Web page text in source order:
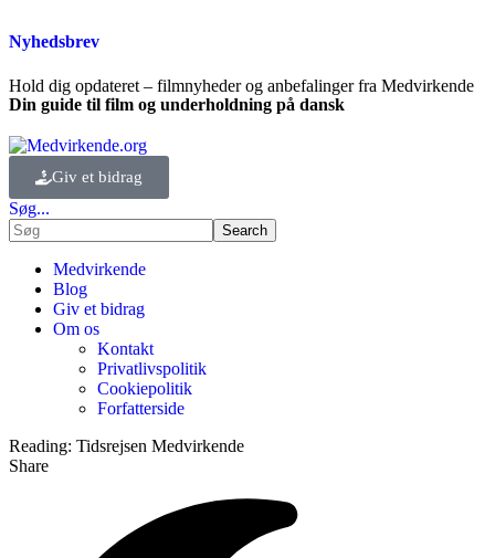
Nyhedsbrev
Hold dig opdateret – filmnyheder og anbefalinger fra Medvirkende
Din guide til film og underholdning på dansk
Giv et bidrag
Søg...
Medvirkende
Blog
Giv et bidrag
Om os
Kontakt
Privatlivspolitik
Cookiepolitik
Forfatterside
Reading: Tidsrejsen Medvirkende
Share